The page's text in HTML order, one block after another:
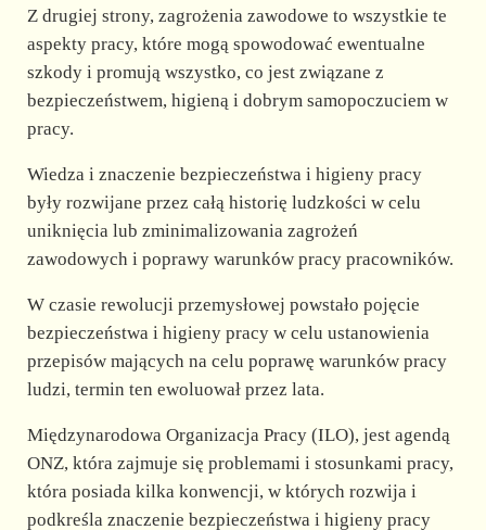
Z drugiej strony, zagrożenia zawodowe to wszystkie te
aspekty pracy, które mogą spowodować ewentualne
szkody i promują wszystko, co jest związane z
bezpieczeństwem, higieną i dobrym samopoczuciem w
pracy.
Wiedza i znaczenie bezpieczeństwa i higieny pracy
były rozwijane przez całą historię ludzkości w celu
uniknięcia lub zminimalizowania zagrożeń
zawodowych i poprawy warunków pracy pracowników.
W czasie rewolucji przemysłowej powstało pojęcie
bezpieczeństwa i higieny pracy w celu ustanowienia
przepisów mających na celu poprawę warunków pracy
ludzi, termin ten ewoluował przez lata.
Międzynarodowa Organizacja Pracy (ILO), jest agendą
ONZ, która zajmuje się problemami i stosunkami pracy,
która posiada kilka konwencji, w których rozwija i
podkreśla znaczenie bezpieczeństwa i higieny pracy